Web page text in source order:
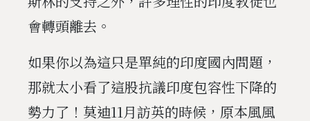
會轉頭離去。
如果你以為這只是單純的印度國內問題，
那就太小看了這股抗議印度包容性下降的
勢力了！莫迪11月訪英的時候，原本風風